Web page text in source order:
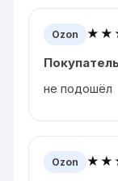
Ozon
не подошёл
Ozon